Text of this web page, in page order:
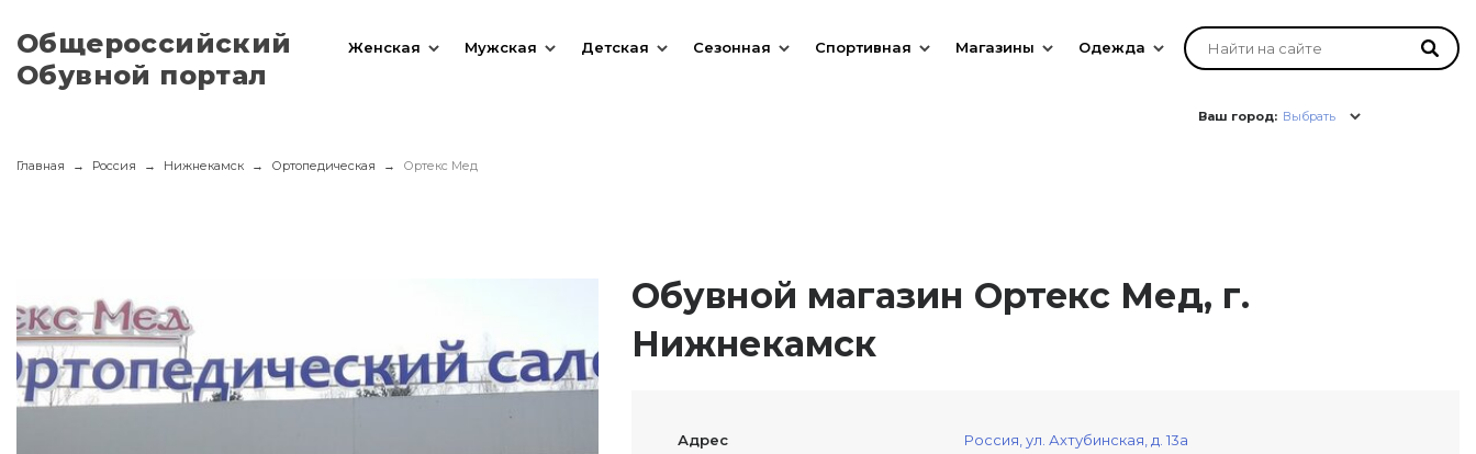
Общероссийский
Обувной портал
Женская Мужская Детская Сезонная Спортивная Магазины Одежда
Ваш город: Выбрать
Главная Россия Нижнекамск Ортопедическая Ортекс Мед
Обувной магазин Ортекс Мед, г.
Нижнекамск
Адрес Россия, ул. Ахтубинская, д. 13а